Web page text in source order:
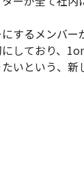
するメンバ
しており、
いという、